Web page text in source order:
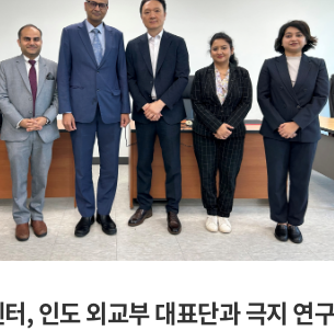
황 문서 『散頒刑部格』 殘卷을 중심으로
도 있는 강연을 진행했다.강연에서는 돈황에서
刑部格』 잔권과 『唐律疏議』 등을 바탕으로
)의 법적 규정과 실제 운영 양상을 살펴봤다.
중심의 고대 형벌체계가 도형(徒刑)과 유형
고, 북위 후기에 정식 형벌로 성립한 유형이 수
의 하나로 정비되는 과정을 설명했다. 또한
, 현지 호적 편입, 가족의 동행을 비롯하여
중 등 다양한 운영 방식을 검토했다. 이를 통해
분리와 낯선 유배지에 대한 두려움에 기초한
, 인도 외교부 대표단과 극지 연